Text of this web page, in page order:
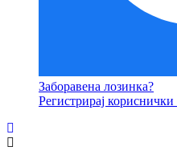
Заборавена лозинка?
Регистрирај